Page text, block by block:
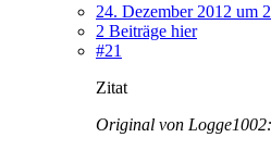
24. Dezember 2012 um
2 Beiträge hier
#21
Zitat
Original von Logge1002: